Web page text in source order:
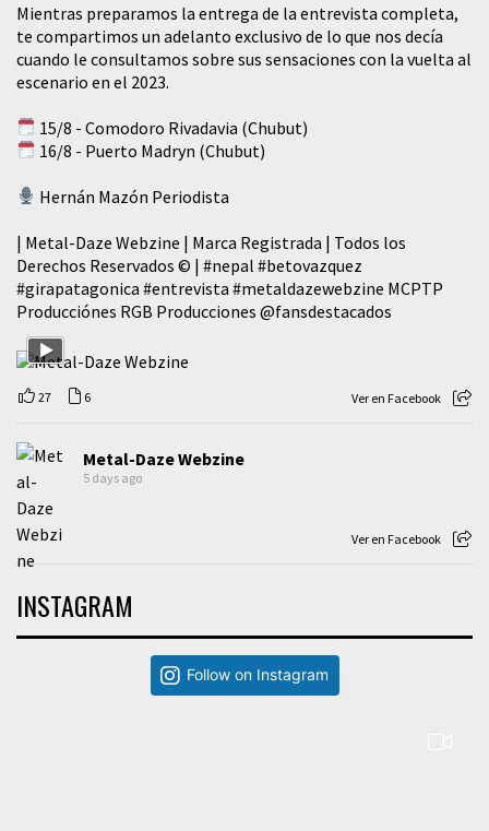
Mientras preparamos la entrega de la entrevista completa,
te compartimos un adelanto exclusivo de lo que nos decía
cuando le consultamos sobre sus sensaciones con la vuelta al
escenario en el 2023.
15/8 - Comodoro Rivadavia (Chubut)
16/8 - Puerto Madryn (Chubut)
Hernán Mazón Periodista
| Metal-Daze Webzine | Marca Registrada | Todos los
Derechos Reservados © | #nepal #betovazquez
#girapatagonica #entrevista #metaldazewebzine MCPTP
Producciónes RGB Producciones @fansdestacados
27 6 Ver en Facebook
Metal-Daze Webzine
5 days ago
Ver en Facebook
INSTAGRAM
Follow on Instagram